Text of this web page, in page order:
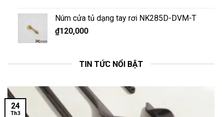
Núm cửa tủ dạng tay rơi NK285D-DVM-T
₫120,000
TIN TỨC NỔI BẬT
24
Th3